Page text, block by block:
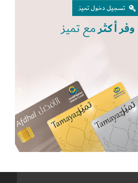
وفر أكثرمع تميز
تسجيل دخول تميز